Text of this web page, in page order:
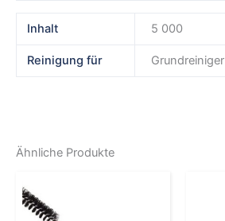
Inhalt 5 000
Reinigung für Grundreiniger
Ähnliche Produkte